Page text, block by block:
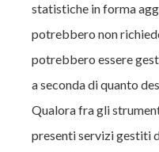
statistiche in forma
potrebbero non
potrebbero essere
a seconda di quanto
Qualora fra gli
presenti servizi gestiti